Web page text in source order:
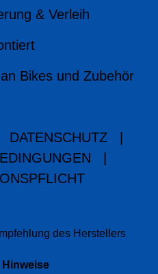
& Verleih
Bikes und Zubehör
DATENSCHUTZ
des Herstellers
Hinweise